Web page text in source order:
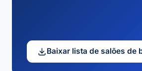
Baixar lista de salões de